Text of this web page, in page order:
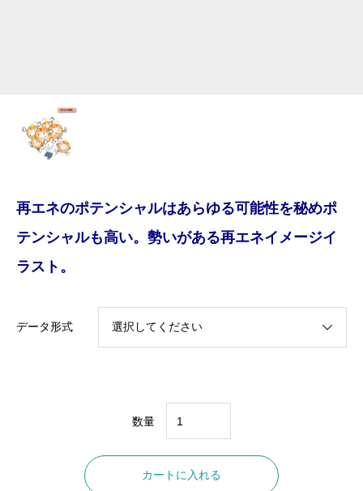
再エネのポテンシャルはあらゆる可能性を秘めポ
テンシャルも高い。勢いがある再エネイメージイ
ラスト。
データ形式
数量
0011
再
カートに入れる